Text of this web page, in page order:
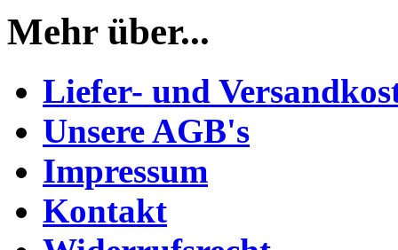
Mehr über...
Liefer- und
Unsere AGB's
Impressum
Kontakt